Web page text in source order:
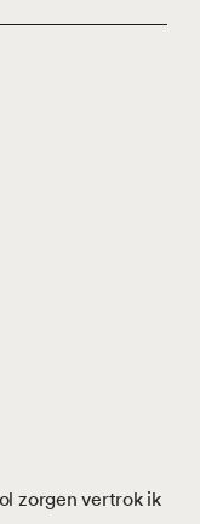
zorgen vertrok ik